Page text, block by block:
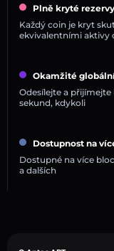
Plně kryté rezervy
Každý coin je kryt
ekvivalentními aktivy
Okamžité
Odesílejte a
sekund, kdykoli
Dostupnost na
Dostupné na více
a dalších